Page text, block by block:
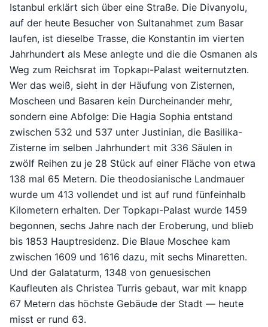
Istanbul erklärt sich über eine Straße. Die Divanyolu,
auf der heute Besucher von Sultanahmet zum Basar
laufen, ist dieselbe Trasse, die Konstantin im vierten
Jahrhundert als Mese anlegte und die die Osmanen als
Weg zum Reichsrat im Topkapı-Palast weiternutzten.
Wer das weiß, sieht in der Häufung von Zisternen,
Moscheen und Basaren kein Durcheinander mehr,
sondern eine Abfolge: Die Hagia Sophia entstand
zwischen 532 und 537 unter Justinian, die Basilika-
Zisterne im selben Jahrhundert mit 336 Säulen in
zwölf Reihen zu je 28 Stück auf einer Fläche von etwa
138 mal 65 Metern. Die theodosianische Landmauer
wurde um 413 vollendet und ist auf rund fünfeinhalb
Kilometern erhalten. Der Topkapı-Palast wurde 1459
begonnen, sechs Jahre nach der Eroberung, und blieb
bis 1853 Hauptresidenz. Die Blaue Moschee kam
zwischen 1609 und 1616 dazu, mit sechs Minaretten.
Und der Galataturm, 1348 von genuesischen
Kaufleuten als Christea Turris gebaut, war mit knapp
67 Metern das höchste Gebäude der Stadt — heute
misst er rund 63.